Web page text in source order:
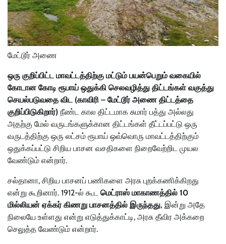
மேட்டூர் அணை
ஒரு குறிப்பிட்ட மாவட்டத்திற்கு மட்டும் பயன்பெறும் வகையில்
கோடான கோடி ரூபாய் ஒதுக்கி செலவழித்து திட்டங்கள் வகுத்து
செயல்படுவதை விட (காவிரி – மேட்டூர் அணை திட்டத்தை
குறிப்பிடுகிறார்) நீண்ட கால திட்டமாக சுமார் பத்து அல்லது
அதற்கு மேல் வருடங்களுக்கான திட்டங்கள் தீட்டப்பட்டு ஒரு
வருடத்திற்கு ஒரு லட்சம் ரூபாய் ஒவ்வொரு மாவட்டத்திற்கும்
ஒதுக்கப்பட்டு சிறிய பாசன வசதிகளை நிறைவேற்றிட முயல
வேண்டும் என்றார்.
சல்தானா, சிறிய பாசனப் பணிகளை அரசு புறக்கணிக்கிறது
என்று கூறினார். 1912-ல் கூட மெட்ராஸ் மாகாணத்தில் 10
மில்லியன் ஏக்கர் கிணறு பாசனத்தில் இருந்தது, இன்று அதே
நிலையே உள்ளது என்று எடுத்துக்காட்டி, அரசு தீவிர அக்கறை
செலுத்த வேண்டும் என்றார்.